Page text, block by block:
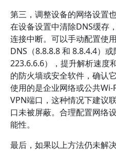
第三，调整设备的网络设置
在设备设置中清除DNS缓存
连接中断。可以手动配置使
DNS（8.8.8.8 和 8.8.4.4）
223.6.6.6），提升解析速度
的防火墙或安全软件，确认
使用的是企业网络或公共
VPN端口，这种情况下建议
口未被屏蔽。合理配置网络
能性。
最后，如果以上方法仍未解